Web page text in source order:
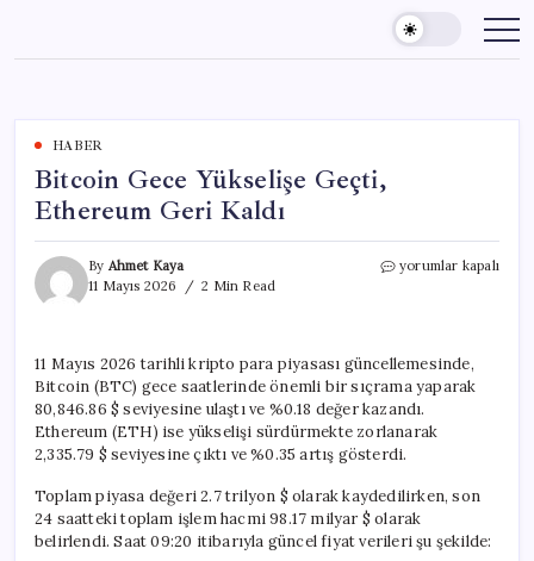
content
HABER
Bitcoin Gece Yükselişe Geçti,
Ethereum Geri Kaldı
By Ahmet Kaya
11 Mayıs 2026
2 Min Read
Bitcoin
Geri
Kaldı
için
yorumlar kapalı
11 Mayıs 2026 tarihli kripto para piyasası güncellemesinde,
Bitcoin (BTC) gece saatlerinde önemli bir sıçrama yaparak
80,846.86 $ seviyesine ulaştı ve %0.18 değer kazandı.
Ethereum (ETH) ise yükselişi sürdürmekte zorlanarak
2,335.79 $ seviyesine çıktı ve %0.35 artış gösterdi.
Toplam piyasa değeri 2.7 trilyon $ olarak kaydedilirken, son
24 saatteki toplam işlem hacmi 98.17 milyar $ olarak
belirlendi. Saat 09:20 itibarıyla güncel fiyat verileri şu şekilde: